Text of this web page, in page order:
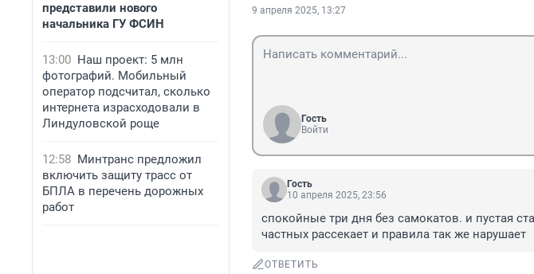
представили нового
начальника ГУ ФСИН
13:00 Наш проект: 5 млн
фотографий. Мобильный
оператор подсчитал, сколько
интернета израсходовали в
Линдуловской роще
12:58 Минтранс предложил
включить защиту трасс от
БПЛА в перечень дорожных
работ
9 апреля 2025, 13:27
Гость
Войти
Гость
10 апреля 2025, 23:56
спокойные три дня без самокатов. и пустая
частных рассекает и правила так же нарушает
ОТВЕТИТЬ